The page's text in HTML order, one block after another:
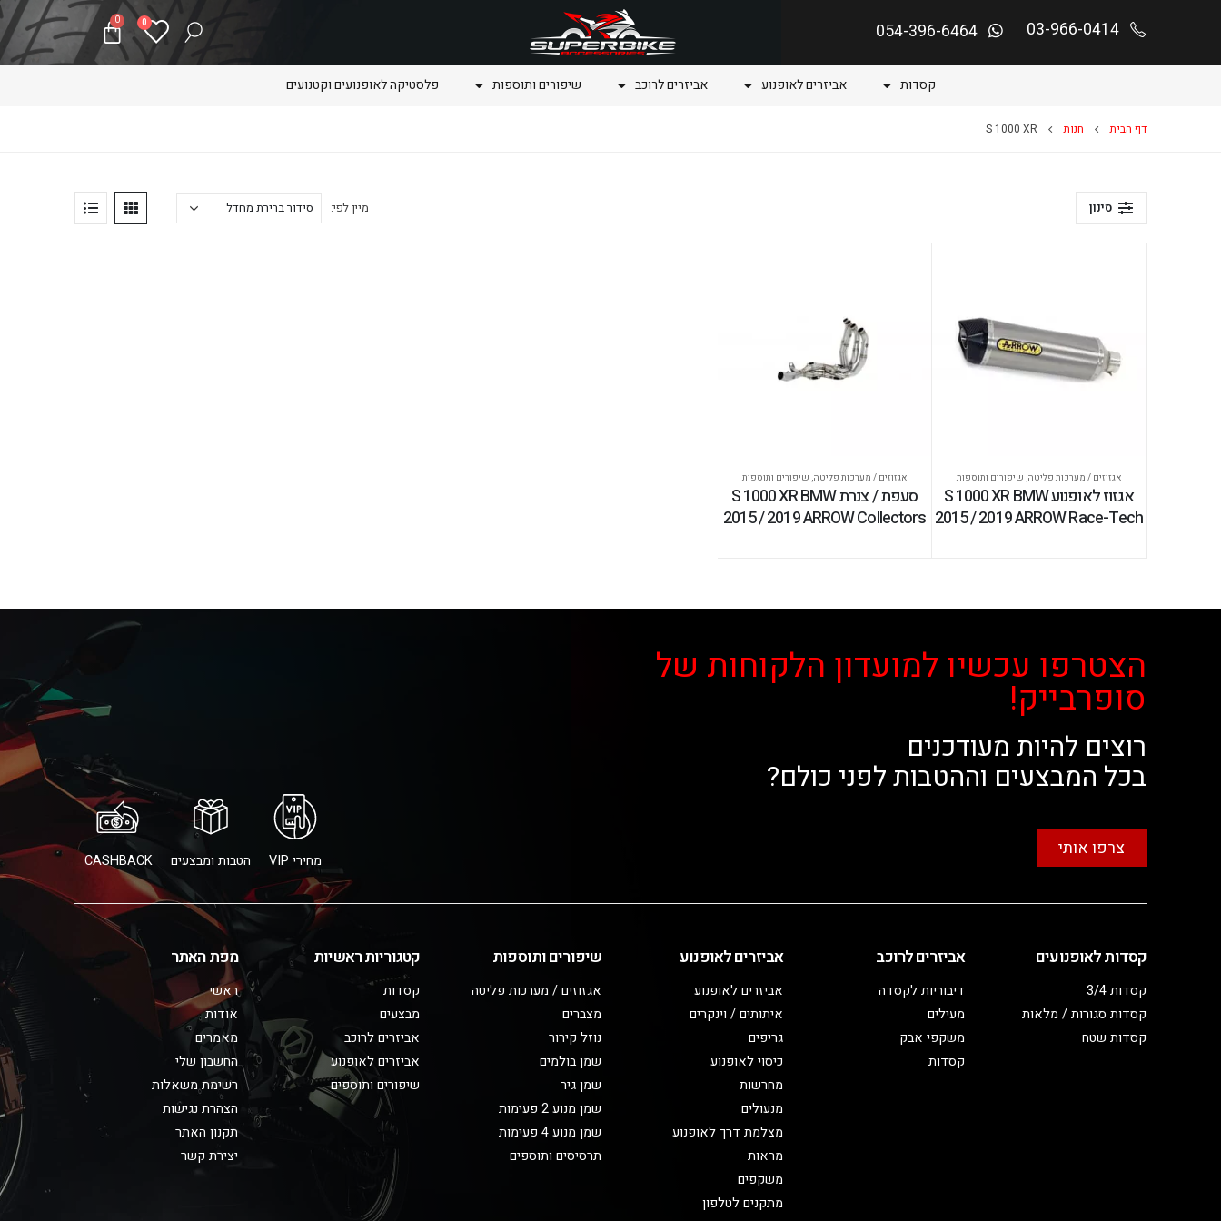
03-966-0414
054-396-6464
0
0
קסדות אביזרים לאופנוע אביזרים לרוכב שיפורים ותוספות פלסטיקה לאופנועים וקטנועים
דף הבית חנות S 1000 XR
סינון מיין לפי:
אגזוזים / מערכות פליטה, שיפורים ותוספות
אגזוז לאופנוע S 1000 XR BMW
2015 / 2019 ARROW Race-Tech
אגזוזים / מערכות פליטה, שיפורים ותוספות
סעפת / צנרת S 1000 XR BMW
2015 / 2019 ARROW Collectors
הצטרפו עכשיו למועדון הלקוחות של
סופרבייק!
רוצים להיות מעודכנים
בכל המבצעים וההטבות לפני כולם?
צרפו אותי
מחירי VIP הטבות ומבצעים CASHBACK
קסדות לאופנועים
קסדות 3/4
קסדות סגורות / מלאות
קסדות שטח
אביזרים לרוכב
דיבוריות לקסדה
מעילים
משקפי אבק
קסדות
אביזרים לאופנוע
אביזרים לאופנוע
איתותים / וינקרים
גריפים
כיסוי לאופנוע
מחרשות
מנעולים
מצלמת דרך לאופנוע
מראות
משקפים
מתקנים לטלפון
שיפורים ותוספות
אגזוזים / מערכות פליטה
מצברים
נוזל קירור
שמן בולמים
שמן גיר
שמן מנוע 2 פעימות
שמן מנוע 4 פעימות
תרסיסים ותוספים
קטגוריות ראשיות
קסדות
מבצעים
אביזרים לרוכב
אביזרים לאופנוע
שיפורים ותוספים
מפת האתר
ראשי
אודות
מאמרים
החשבון שלי
רשימת משאלות
הצהרת נגישות
תקנון האתר
יצירת קשר